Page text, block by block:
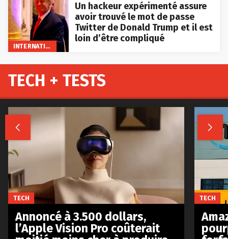
INTERNATIONAL
Un hackeur expérimenté assure
avoir trouvé le mot de passe
Twitter de Donald Trump et il est
loin d’être compliqué
TECH + TESTS
 
TECH
Annoncé à 3.500 dollars,
l’Apple Vision Pro coûterait
TECH